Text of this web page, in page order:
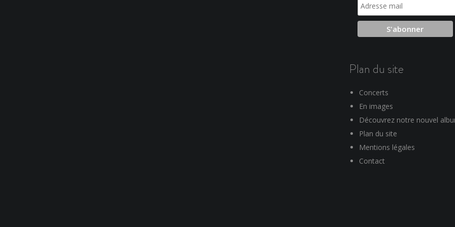
Plan du site
Concerts
En images
Découvrez notre nouvel
Plan du site
Mentions légales
Contact